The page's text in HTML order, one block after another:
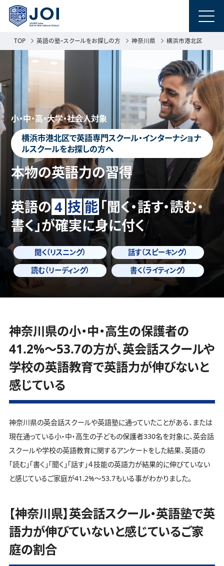
TOP 英語の塾・スクールをお探しの方 神奈川県 横浜市港北区
小・中・高・大学・社会人対象
横浜市港北区で英語専門スクール・インターナショナ
ルスクールをお探しの方へ
本物の英語力の習得
英語の 4 技能 「聞く・話す・読む・
書く」が確実に身に付く
聞く（リスニング）
話す（スピーキング）
読む（リーディング）
書く（ライティング）
神奈川県の小・中・高生の保護者の
41.2%～53.7の方が、英会話スクールや
学校の英語教育で英語力が伸びないと
感じている
神奈川県の英会話スクールや英語塾に通っていたことがある、または
現在通っている小・中・高生の子どもの保護者330名を対象に、英会話
スクールや学校の英語教育に関するアンケートをした結果、英語の
「読む」「書く」「聞く」「話す」４技能の英語力が結果的に伸びていない
と感じているご家庭が41.2%～53.7もいる事がわかりました。
【神奈川県】英会話スクール・英語塾で英
語力が伸びていないと感じているご家
庭の割合